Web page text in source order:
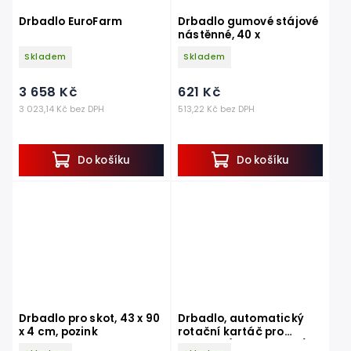
Drbadlo EuroFarm
Skladem
3 023,14 Kč bez DPH
3 658 Kč
Do košíku
Drbadlo gumové stájové
nástěnné, 40 x
Skladem
513,22 Kč bez DPH
621 Kč
Do košíku
Drbadlo pro skot, 43 x 90
x 4 cm, pozink
Drbadlo, automatický
rotační kartáč pro